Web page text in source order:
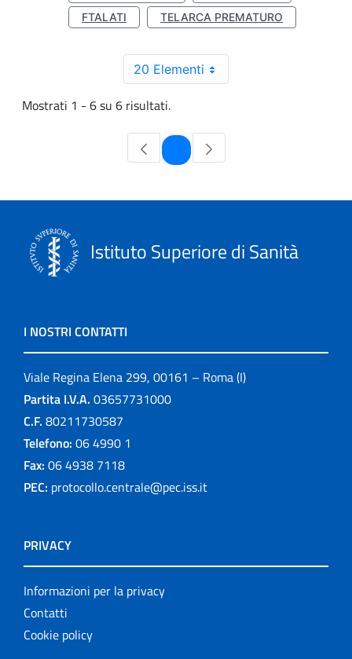
FTALATI
TELARCA PREMATURO
20 Elementi
Mostrati 1 - 6 su 6 risultati.
Pagina
Istituto Superiore di Sanità
I NOSTRI CONTATTI
Viale Regina Elena 299, 00161 – Roma (I)
Partita I.V.A. 03657731000
C.F. 80211730587
Telefono: 06 4990 1
Fax: 06 4938 7118
PEC: protocollo.centrale@pec.iss.it
PRIVACY
Informazioni per la privacy
Contatti
Cookie policy